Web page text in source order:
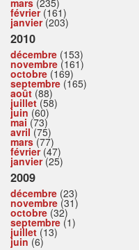
mars(235)
février(161)
janvier(203)
2010
décembre (153)
novembre (161)
octobre (169)
septembre (165)
août (88)
juillet(58)
juin (60)
mai (73)
avril(75)
mars(77)
février(47)
janvier(25)
2009
décembre (23)
novembre (31)
octobre (32)
septembre (1)
juillet (13)
juin (6)